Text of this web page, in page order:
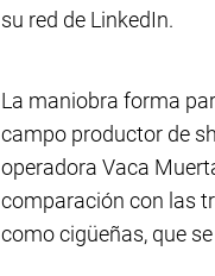
su red de LinkedIn.
La maniobra forma
campo productor de
operadora Vaca
comparación con las
como cigüeñas, que